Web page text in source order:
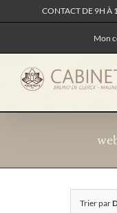
au
CONTACT DE 9H À
Mon
Trier par